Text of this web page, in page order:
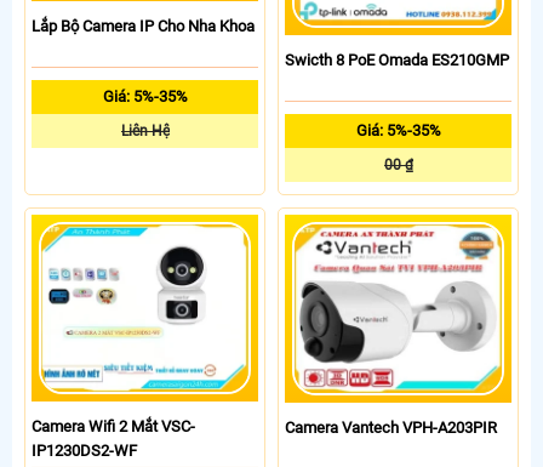
Lắp Bộ Camera IP Cho Nha Khoa
Giá: 5%-35%
Liên Hệ
Swicth 8 PoE Omada ES210GMP
Giá: 5%-35%
00 ₫
Camera Wifi 2 Mắt VSC-
IP1230DS2-WF
Camera Vantech VPH-A203PIR